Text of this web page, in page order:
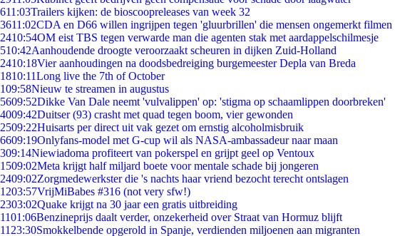
611:03Trailers kijken: de bioscoopreleases van week 32
3611:02CDA en D66 willen ingrijpen tegen 'gluurbrillen' die mensen ongemerkt filmen
2410:54OM eist TBS tegen verwarde man die agenten stak met aardappelschilmesje
510:42Aanhoudende droogte veroorzaakt scheuren in dijken Zuid-Holland
2410:18Vier aanhoudingen na doodsbedreiging burgemeester Depla van Breda
1810:11Long live the 7th of October
109:58Nieuw te streamen in augustus
5609:52Dikke Van Dale neemt 'vulvalippen' op: 'stigma op schaamlippen doorbreken'
4009:42Duitser (93) crasht met quad tegen boom, vier gewonden
2509:22Huisarts per direct uit vak gezet om ernstig alcoholmisbruik
6609:19Onlyfans-model met G-cup wil als NASA-ambassadeur naar maan
309:14Niewiadoma profiteert van pokerspel en grijpt geel op Ventoux
1509:02Meta krijgt half miljard boete voor mentale schade bij jongeren
2409:02Zorgmedewerkster die 's nachts haar vriend bezocht terecht ontslagen
1203:57VrijMiBabes #316 (not very sfw!)
2303:02Quake krijgt na 30 jaar een gratis uitbreiding
1101:06Benzineprijs daalt verder, onzekerheid over Straat van Hormuz blijft
11 23:30Smokkelbende opgerold in Spanje, verdienden miljoenen aan migranten